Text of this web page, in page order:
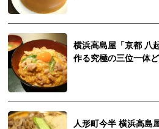
横浜高島屋「京都 八
作る究極の三位一体ど
人形町今半 横浜高島